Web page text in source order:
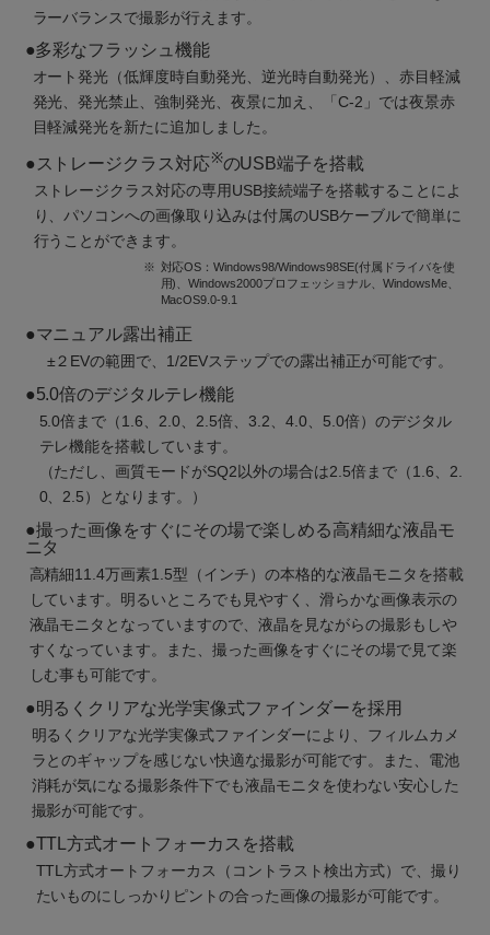
ラーバランスで撮影が行えます。
●多彩なフラッシュ機能
オート発光（低輝度時自動発光、逆光時自動発光）、赤目軽減
発光、発光禁止、強制発光、夜景に加え、「C-2」では夜景赤
目軽減発光を新たに追加しました。
●ストレージクラス対応※のUSB端子を搭載
ストレージクラス対応の専用USB接続端子を搭載することによ
り、パソコンへの画像取り込みは付属のUSBケーブルで簡単に
行うことができます。
※ 対応OS：Windows98/Windows98SE(付属ドライバを使
用)、Windows2000プロフェッショナル、WindowsMe、
MacOS9.0-9.1
●マニュアル露出補正
±２EVの範囲で、1/2EVステップでの露出補正が可能です。
●5.0倍のデジタルテレ機能
5.0倍まで（1.6、2.0、2.5倍、3.2、4.0、5.0倍）のデジタル
テレ機能を搭載しています。
（ただし、画質モードがSQ2以外の場合は2.5倍まで（1.6、2.
0、2.5）となります。）
●撮った画像をすぐにその場で楽しめる高精細な液晶モ
ニタ
高精細11.4万画素1.5型（インチ）の本格的な液晶モニタを搭載
しています。明るいところでも見やすく、滑らかな画像表示の
液晶モニタとなっていますので、液晶を見ながらの撮影もしや
すくなっています。また、撮った画像をすぐにその場で見て楽
しむ事も可能です。
●明るくクリアな光学実像式ファインダーを採用
明るくクリアな光学実像式ファインダーにより、フィルムカメ
ラとのギャップを感じない快適な撮影が可能です。また、電池
消耗が気になる撮影条件下でも液晶モニタを使わない安心した
撮影が可能です。
●TTL方式オートフォーカスを搭載
TTL方式オートフォーカス（コントラスト検出方式）で、撮り
たいものにしっかりピントの合った画像の撮影が可能です。